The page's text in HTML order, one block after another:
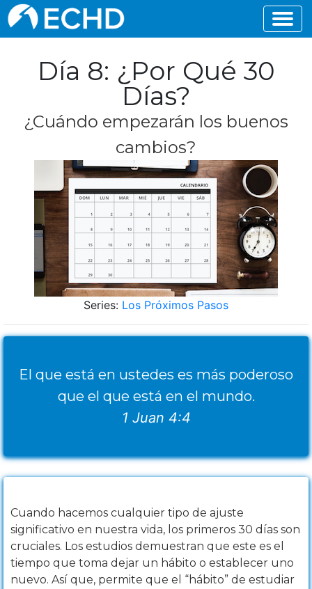
Día 8: ¿Por Qué 30
Días?
¿Cuándo empezarán los buenos
cambios?
Series: Los Próximos Pasos
El que está en ustedes es más poderoso
que el que está en el mundo.
1 Juan 4:4
Cuando hacemos cualquier tipo de ajuste
significativo en nuestra vida, los primeros 30 días son
cruciales. Los estudios demuestran que este es el
tiempo que toma dejar un hábito o establecer uno
nuevo. Así que, permite que el “hábito” de estudiar